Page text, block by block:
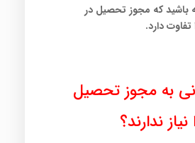
باشید که مجوز تحصیل در
تفاوت دارد.
به مجوز تحصیل
نیاز ندارند؟